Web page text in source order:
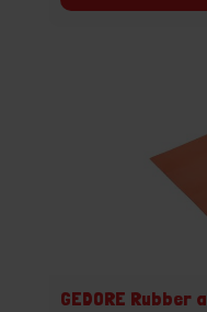
GEDORE Rubber